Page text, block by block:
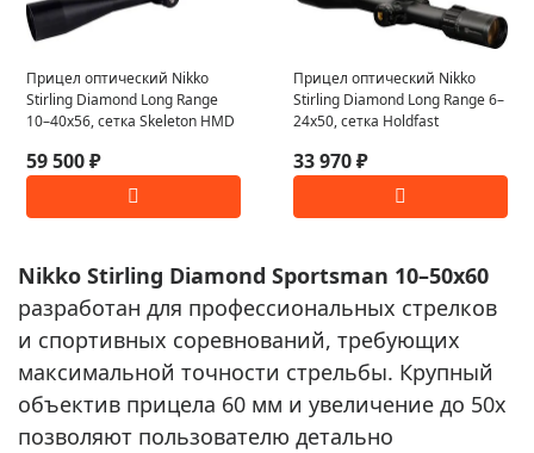
Прицел оптический Nikko
Stirling Diamond Long Range
10–40x56, сетка Skeleton HMD
59 500 ₽
Прицел оптический Nikko
Stirling Diamond Long Range 6–
24x50, сетка Holdfast
33 970 ₽
Nikko Stirling Diamond Sportsman 10–50x60
разработан для профессиональных стрелков
и спортивных соревнований, требующих
максимальной точности стрельбы. Крупный
объектив прицела 60 мм и увеличение до 50x
позволяют пользователю детально